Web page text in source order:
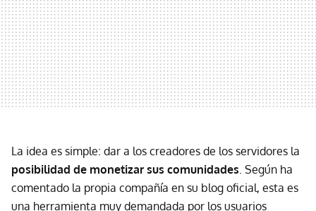
La idea es simple: dar a los creadores de los servidores la
posibilidad de monetizar sus comunidades . Según ha
comentado la propia compañía en su blog oficial, esta es
una herramienta muy demandada por los usuarios